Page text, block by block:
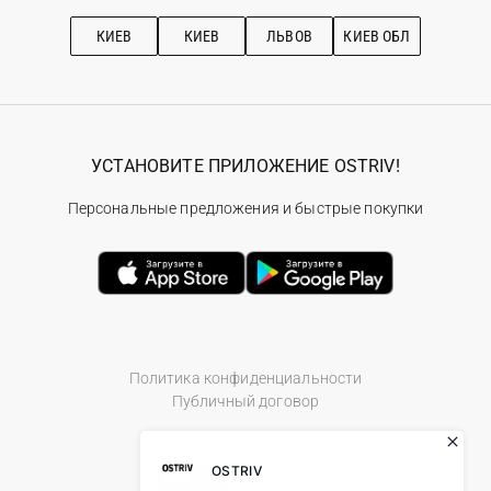
Рекомендации по уходу
КИЕВ КИЕВ ЛЬВОВ КИЕВ ОБЛ
Политика конфиденциальности
Публичный договор
УСТАНОВИТЕ ПРИЛОЖЕНИЕ OSTRIV!
Персональные предложения и быстрые покупки